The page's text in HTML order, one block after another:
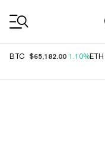
BTC $65,182.00 1.10%ETH